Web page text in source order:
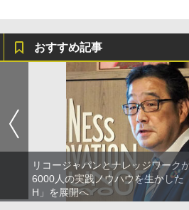
おすすめ記事
リコージャパンとナレッジワーク
6000人の実践ノウハウを生かした
H」を展開へ